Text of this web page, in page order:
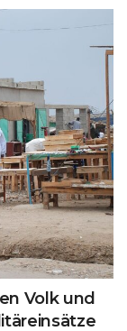
Volk und